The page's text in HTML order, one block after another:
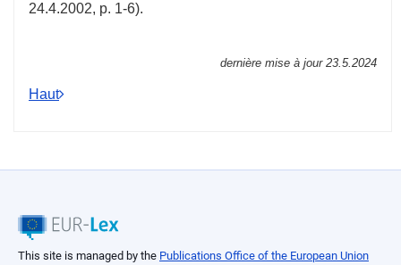
24.4.2002, p. 1-6).
dernière mise à jour 23.5.2024
Haut
This site is managed by the Publications Office of the European Union